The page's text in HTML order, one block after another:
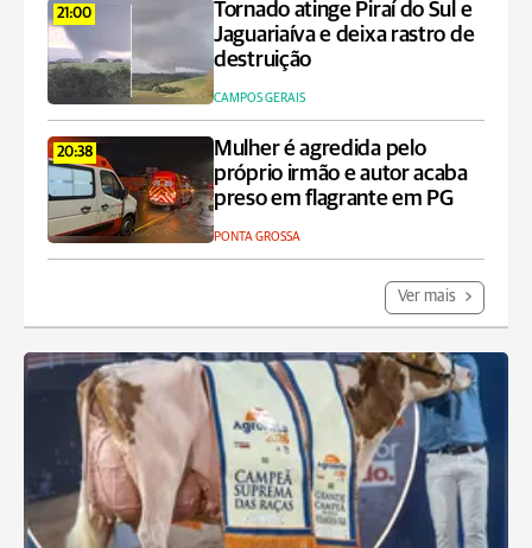
21:00
Tornado atinge Piraí do Sul e
Jaguariaíva e deixa rastro de
destruição
CAMPOS GERAIS
20:38
Mulher é agredida pelo
próprio irmão e autor acaba
preso em flagrante em PG
PONTA GROSSA
Ver mais